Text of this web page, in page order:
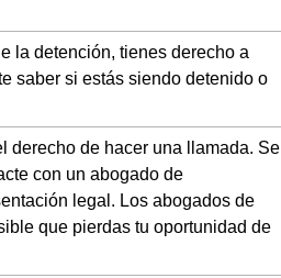
la detención, tienes derecho a
saber si estás siendo detenido o
derecho de hacer una llamada. Se
con un abogado de
legal. Los abogados de
que pierdas tu oportunidad de